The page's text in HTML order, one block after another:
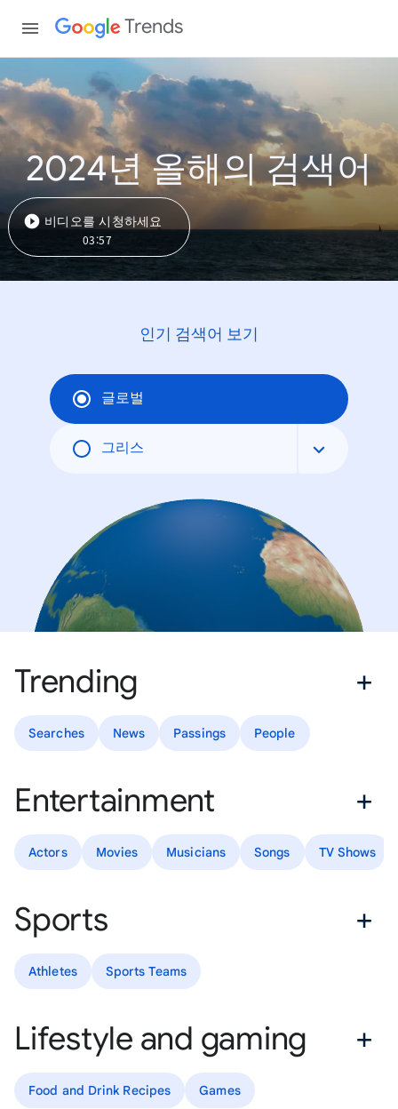
Trends
2024년 올해의 검색어
비디오를 시청하세요
03:57
인기 검색어 보기
글로벌
그리스
Trending
Searches News Passings People
Entertainment
Actors Movies Musicians Songs TV Shows
Sports
Athletes Sports Teams
Lifestyle and gaming
Food and Drink Recipes Games